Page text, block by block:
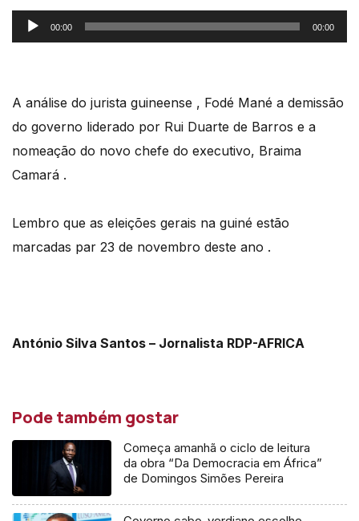
Reprodutor
de
00:00 00:00
A análise do jurista guineense , Fodé Mané a demissão
do governo liderado por Rui Duarte de Barros e a
nomeação do novo chefe do executivo, Braima
Camará .
Lembro que as eleições gerais na guiné estão
marcadas par 23 de novembro deste ano .
António Silva Santos – Jornalista RDP-AFRICA
Pode também gostar
Começa amanhã o ciclo de leitura
da obra “Da Democracia em África”
de Domingos Simões Pereira